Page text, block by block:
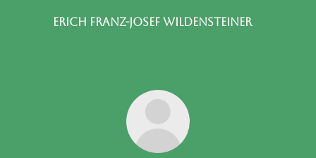
Erich Franz-Josef Wildensteiner